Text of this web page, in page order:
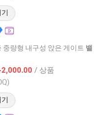
중량형 내구성 앉은 게이트 밸
/ 상품
2019